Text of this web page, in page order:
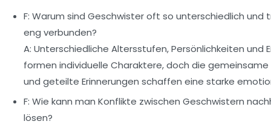
F: Warum sind Geschwister oft so unterschiedlich und
eng verbunden?
A: Unterschiedliche Altersstufen, Persönlichkeiten und
formen individuelle Charaktere, doch die gemeinsame
und geteilte Erinnerungen schaffen eine starke
F: Wie kann man Konflikte zwischen Geschwistern
lösen?